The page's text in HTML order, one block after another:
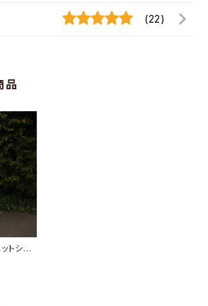
(22)
品
トシェ